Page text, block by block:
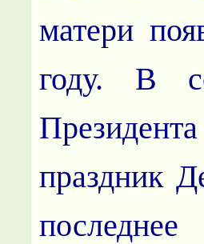
матери
году. В
праздник